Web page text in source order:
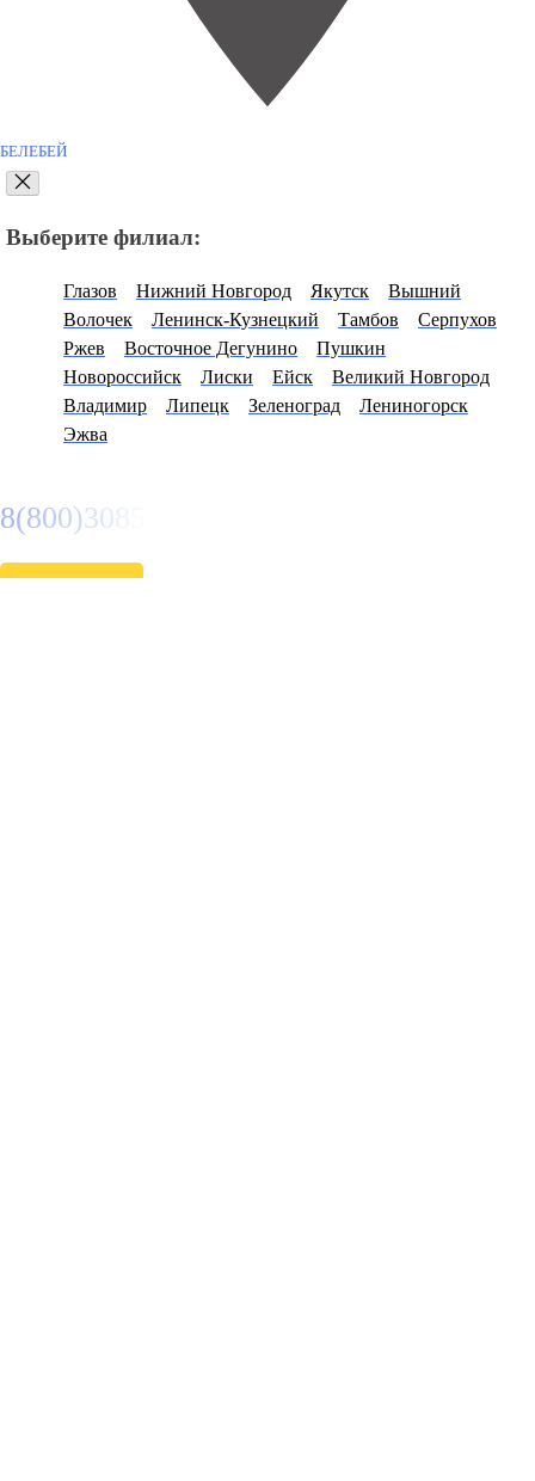
БЕЛЕБЕЙ
Выберите филиал:
Глазов Нижний Новгород Якутск
Вышний
Волочек
Ленинск-Кузнецкий Тамбов
Серпухов
Ржев
Восточное Дегунино
Пушкин
Новороссийск
Лиски Ейск
Великий Новгород
Владимир
Липецк Зеленоград
Лениногорск
Эжва
8(800)3085303